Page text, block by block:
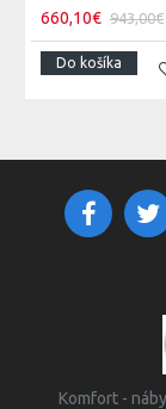
660,10€ 943,00€
Do košíka
Komfort -